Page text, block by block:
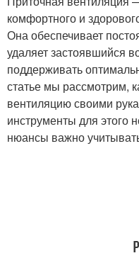
комфортного и
Она обеспечивает
удаляет застоявшийся
поддерживать
статье мы рассмотрим,
вентиляцию своими
инструменты для этого
нюансы важно